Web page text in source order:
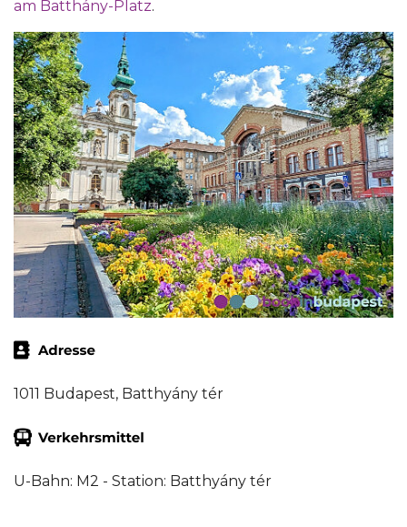
am Batthány-Platz.
1011 Budapest, Batthyány tér
U-Bahn: M2 - Station: Batthyány tér